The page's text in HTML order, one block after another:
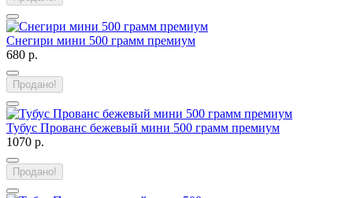
Снегири мини 500 грамм премиум
680 р.
Продано!
Тубус Прованс бежевый мини 500 грамм премиум
1070 р.
Продано!